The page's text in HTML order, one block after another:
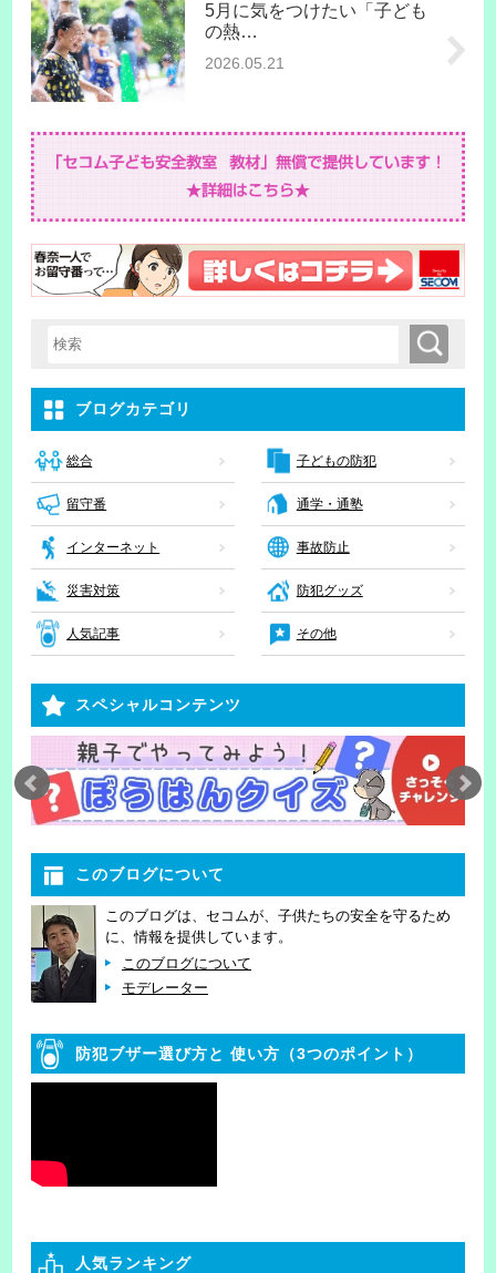
5月に気をつけたい「子ども
の熱…
2026.05.21
検索キーワード入力 検索
ブログカテゴリ
総合 子どもの防犯
留守番 通学・通塾
インターネット 事故防止
災害対策 防犯グッズ
人気記事 その他
スペシャルコンテンツ
このブログについて
このブログは、セコムが、子供たちの安全を守るため
に、情報を提供しています。
このブログについて
モデレーター
防犯ブザー選び方と 使い方（3つのポイント）
人気ランキング